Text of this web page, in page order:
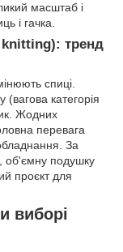
масштаб і
і гачка.
тренд
спиці.
категорія
Жодних
перевага
За
об'ємну подушку
проєкт для
виборі